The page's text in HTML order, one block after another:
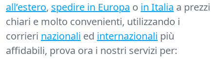
all’estero, spedire in Europa o in Italia a prezzi
chiari e molto convenienti, utilizzando i
corrieri nazionali ed internazionali più
affidabili, prova ora i nostri servizi per: